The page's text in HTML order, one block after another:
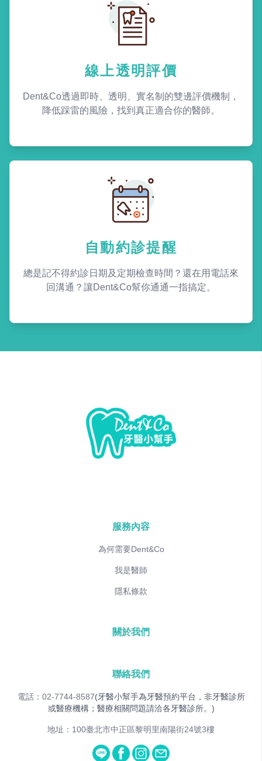
線上透明評價
Dent&Co透過即時、透明、實名制的雙邊評價機制，
降低踩雷的風險，找到真正適合你的醫師。
自動約診提醒
總是記不得約診日期及定期檢查時間？還在用電話來
回溝通？讓Dent&Co幫你通通一指搞定。
服務內容
為何需要Dent&Co
我是醫師
隱私條款
關於我們
聯絡我們
電話：02-7744-8587(牙醫小幫手為牙醫預約平台，非牙醫診所
或醫療機構；醫療相關問題請洽各牙醫診所。)
地址：100臺北市中正區黎明里南陽街24號3樓